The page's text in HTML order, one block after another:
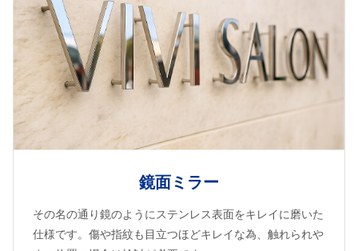
鏡面ミラー
その名の通り鏡のようにステンレス表面をキレイに磨いた
仕様です。傷や指紋も目立つほどキレイな為、触れられや